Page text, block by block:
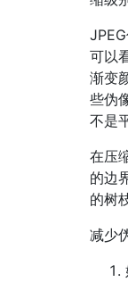
可以
渐变
些伪
不是
在压
的边
的树
减少